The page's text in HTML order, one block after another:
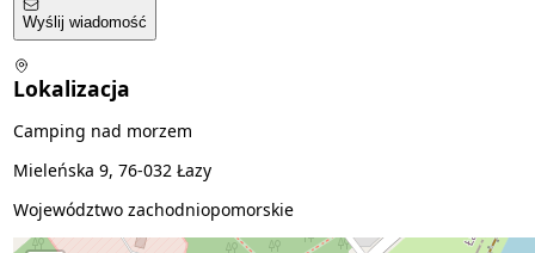
Wyślij wiadomość
Lokalizacja
Camping nad morzem
Mieleńska 9, 76-032 Łazy
Województwo zachodniopomorskie